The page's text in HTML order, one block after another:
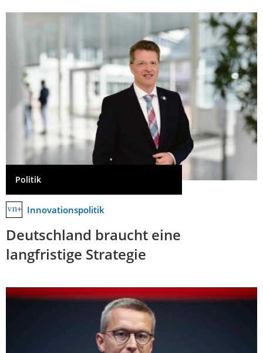
Politik
Innovationspolitik
Deutschland braucht eine
langfristige Strategie